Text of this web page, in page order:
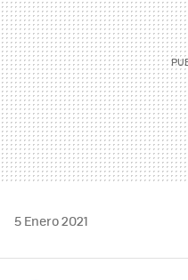
5 Enero 2021